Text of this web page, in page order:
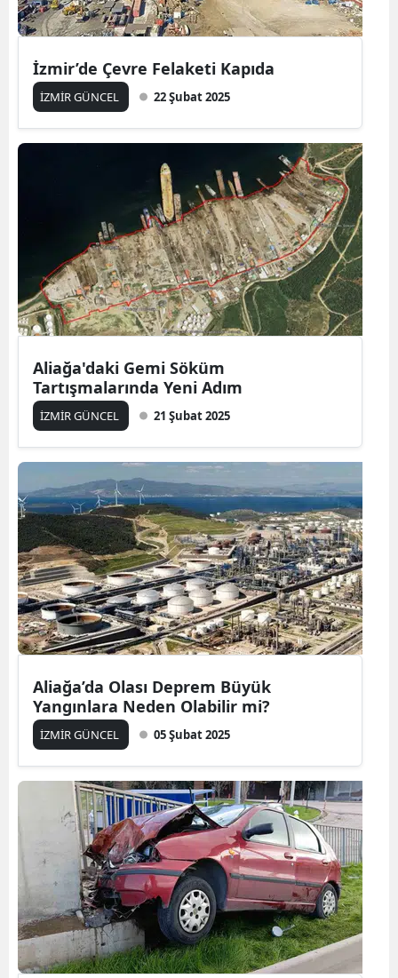
İzmir’de Çevre Felaketi Kapıda
İZMİR GÜNCEL 22 Şubat 2025
Aliağa'daki Gemi Söküm
Tartışmalarında Yeni Adım
İZMİR GÜNCEL 21 Şubat 2025
Aliağa’da Olası Deprem Büyük
Yangınlara Neden Olabilir mi?
İZMİR GÜNCEL 05 Şubat 2025